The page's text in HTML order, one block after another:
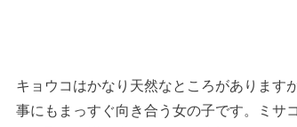
キョウコはかなり天然なところがあります
事にもまっすぐ向き合う女の子です。ミサ